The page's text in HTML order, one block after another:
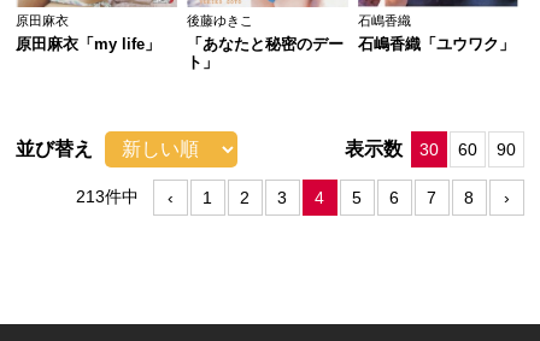
原田麻衣
原田麻衣「my life」
後藤ゆきこ
「あなたと秘密のデー
ト」
石嶋香織
石嶋香織「ユウワク」
並び替え 表示数 30 60 90
213件中 ‹ 1 2 3 4 5 6 7 8 ›